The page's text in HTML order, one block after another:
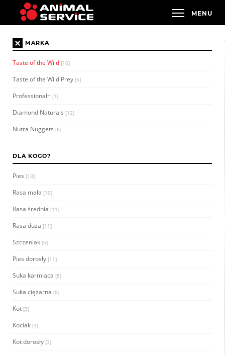
× MARKA
Taste of the Wild [16]
Taste of the Wild Prey [5]
Professional+ [1]
Diamond Naturals [12]
Nutra Nuggets [6]
DLA KOGO?
Pies [13]
Rasa mała [10]
Rasa średnia [11]
Rasa duża [11]
Szczeniak [5]
Pies dorosły [11]
Suka karmiąca [8]
Suka ciężarna [8]
Kot [3]
Kociak [3]
Kot dorosły [3]